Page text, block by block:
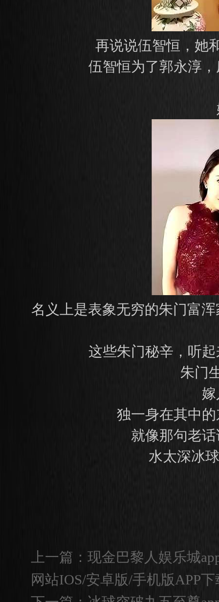
再说说伍智恒，她
伍智恒为了郭永淳
名义上是表象无穷的朱门富
这些朱门秘辛，听
朱门
独一身在其中
就像那句老
水太深冰
上一篇： 现金巴黎人娱乐城
网站IOS/安卓版/手机版APP下